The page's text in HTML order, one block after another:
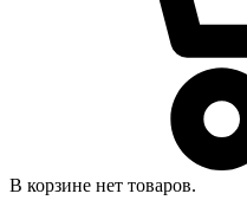
В корзине нет товаров.